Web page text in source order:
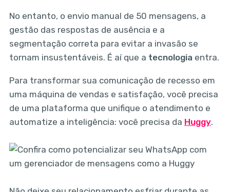
No entanto, o envio manual de 50 mensagens, a
gestão das respostas de ausência e a
segmentação correta para evitar a invasão se
tornam insustentáveis. É aí que a tecnologia entra.
Para transformar sua comunicação de recesso em
uma máquina de vendas e satisfação, você precisa
de uma plataforma que unifique o atendimento e
automatize a inteligência: você precisa da Huggy.